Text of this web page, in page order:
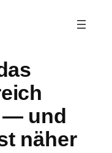
— und
näher